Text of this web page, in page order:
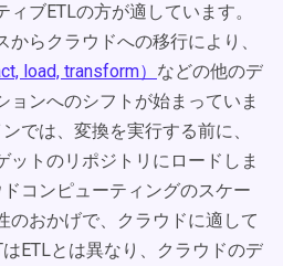
ブETLの方が適しています。
からクラウドへの移行により、
load, transform） などの他のデ
ョンへのシフトが始まっていま
では、変換を実行する前に、
ットのリポジトリにロードしま
コンピューティングのスケー
のおかげで、クラウドに適して
ETLとは異なり、クラウドのデ